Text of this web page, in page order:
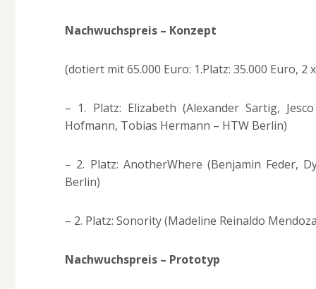
Nachwuchspreis – Konzept
(dotiert mit 65.000 Euro: 1.Platz: 35.000 Euro, 2
– 1. Platz: Elizabeth (Alexander Sartig,
Hofmann, Tobias Hermann – HTW Berlin)
– 2. Platz: AnotherWhere (Benjamin Feder,
Berlin)
– 2. Platz: Sonority (Madeline Reinaldo
Nachwuchspreis – Prototyp